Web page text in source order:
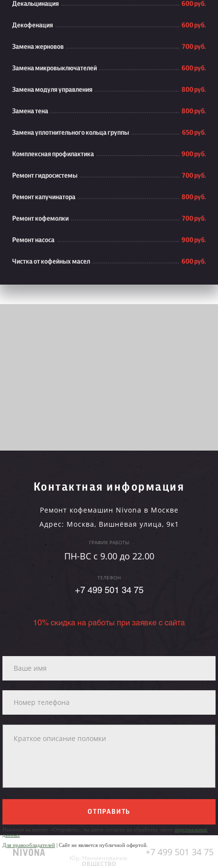
Декальцинация 600 руб.
Декофенация 600 руб.
Замена жерновов 700 руб.
Замена микровыключателей 600 руб.
Замена модуля управления 800 руб.
Замена тена 800 руб.
Замена уплотнительного кольца группы 650 руб.
Комплексная профилактика 900 руб.
Ремонт гидросистемы 700 руб.
Ремонт капучинатора 800 руб.
Ремонт кофемолки 700 руб.
Ремонт насоса 900 руб.
Чистка от кофейных масел 600 руб.
Контактная информация
Ремонт кофемашин Nivona в Москве
Адрес: Москва, Вишнёвая улица, 9к1
ГРАФИК РАБОТЫ
ПН-ВC c 9.00 до 22.00
ТЕЛЕФОН
+7 499 501 34 75
10% скидка на работы при заявке с сайта
ОТПРАВИТЬ
Нажимая на кнопку «Отправить», вы даете согласие на обработку своих персональных
данных
Для правообладателей | Сайт не является публичной офертой.
+7 499 501 34 75
Юр. Наименование:
ОБЩЕСТВО